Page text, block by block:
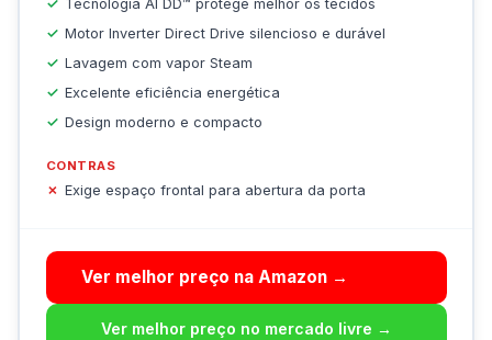
Tecnologia AI DD™ protege melhor os tecidos
Motor Inverter Direct Drive silencioso e durável
Lavagem com vapor Steam
Excelente eficiência energética
Design moderno e compacto
CONTRAS
Exige espaço frontal para abertura da porta
Ver melhor preço na Amazon →
Ver melhor preço no mercado livre →